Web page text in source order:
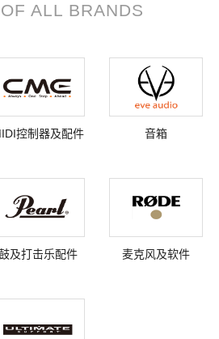
ALL BRANDS
控制器及配件 音箱
及打击乐配件 麦克风及软件